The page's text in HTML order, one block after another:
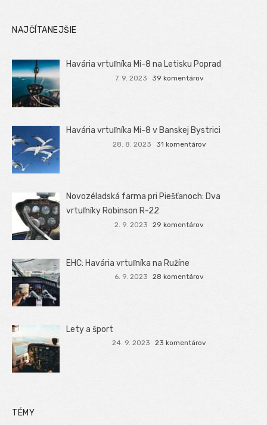
NAJČÍTANEJŠIE
Havária vrtuľníka Mi-8 na Letisku Poprad
7. 9. 2023 39 komentárov
Havária vrtuľníka Mi-8 v Banskej Bystrici
28. 8. 2023 31 komentárov
Novozéladská farma pri Piešťanoch: Dva
vrtuľníky Robinson R-22
2. 9. 2023 29 komentárov
EHC: Havária vrtuľníka na Ružíne
6. 9. 2023 28 komentárov
Lety a šport
24. 9. 2023 23 komentárov
TÉMY